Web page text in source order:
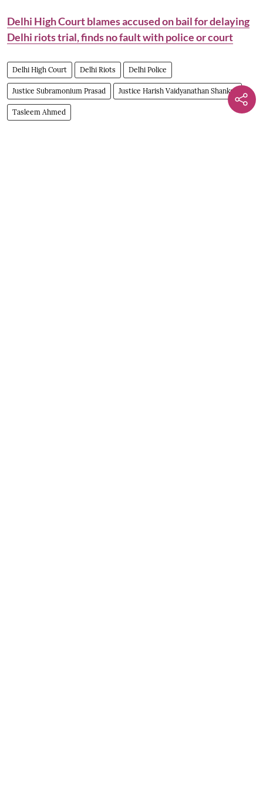
Delhi High Court blames accused on bail for delaying
Delhi riots trial, finds no fault with police or court
Delhi High Court Delhi Riots Delhi Police
Justice Subramonium Prasad Justice Harish Vaidyanathan Shankar
Tasleem Ahmed